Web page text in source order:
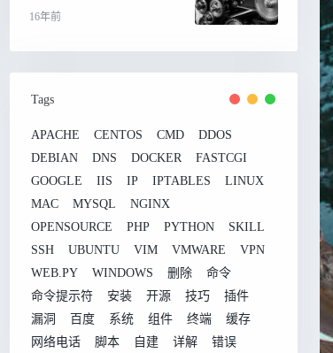
16年前
Tags
APACHE CENTOS CMD
DDOS
DEBIAN
DNS DOCKER
FASTCGI
GOOGLE
IIS IP IPTABLES
LINUX
MAC
MYSQL
NGINX
OPENSOURCE
PHP PYTHON
SKILL
SSH
UBUNTU VIM VMWARE
VPN
WEB.PY
WINDOWS 删除
命令
命令提示符
安装 开源 技巧
插件
漏洞
百度 系统 组件 终端
缓存
网络电话
脚本 自建 详解 错误